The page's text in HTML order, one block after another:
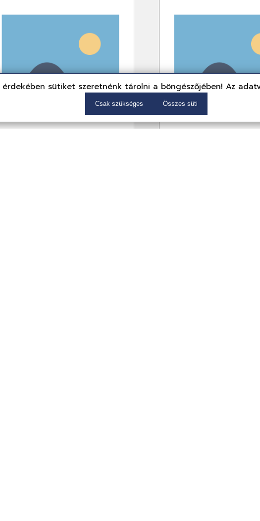
sütiket szeretnénk tárolni a böngészőjében! Az
Csak szükséges Összes süti